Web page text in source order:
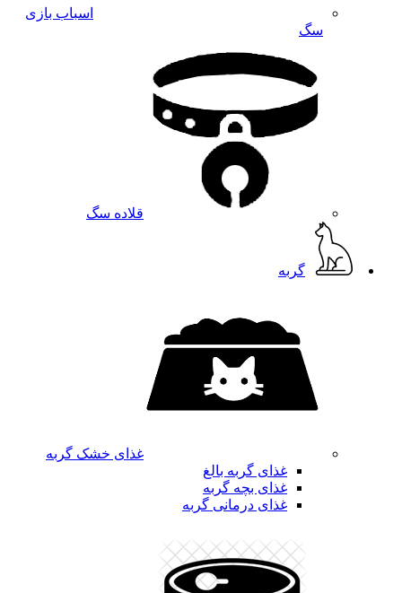
اسباب بازی
سگ
قلاده سگ
گربه
غذای خشک گربه
غذای گربه بالغ
غذای بچه گربه
غذای درمانی گربه